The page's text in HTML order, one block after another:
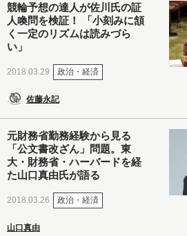
競輪予想の達人が佐川氏の証
人喚問を検証！ 「小刻みに頷
く一定のリズムは読みづら
い」
2018.03.29 政治・経済
佐藤永記
元財務省勤務経験から見る
「公文書改ざん」問題。東
大・財務省・ハーバードを経
た山口真由氏が語る
2018.03.26 政治・経済
山口真由